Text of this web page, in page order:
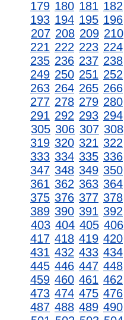
179 180 181 182
193 194 195 196
207 208 209 210
221 222 223 224
235 236 237 238
249 250 251 252
263 264 265 266
277 278 279 280
291 292 293 294
305 306 307 308
319 320 321 322
333 334 335 336
347 348 349 350
361 362 363 364
375 376 377 378
389 390 391 392
403 404 405 406
417 418 419 420
431 432 433 434
445 446 447 448
459 460 461 462
473 474 475 476
487 488 489 490